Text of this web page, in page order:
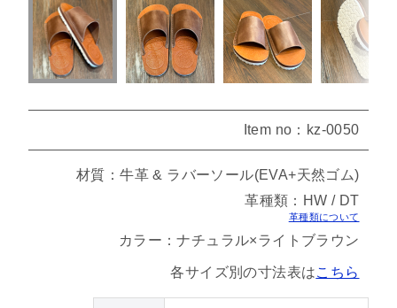
Item no：kz-0050
材質：牛革 & ラバーソール(EVA+天然ゴム)
革種類：HW / DT
革種類について
カラー：ナチュラル×ライトブラウン
各サイズ別の寸法表はこちら